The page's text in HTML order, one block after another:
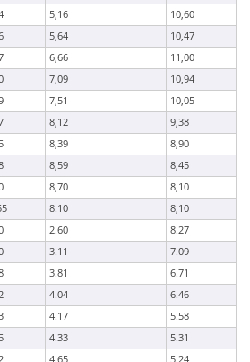
5,16
10,60
5,64
10,47
6,66
11,00
7,09
10,94
7,51
10,05
8,12
9,38
8,39
8,90
8,59
8,45
8,70
8,10
8.10
8,10
2.60
8.27
3.11
7.09
3.81
6.71
4.04
6.46
4.17
5.58
4.33
5.31
4.65 5.24